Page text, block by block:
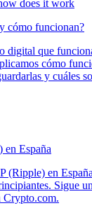
cómo funcionan?
digital que
cómo
y cuáles
en España
(Ripple) en
Sigue
Crypto.com.